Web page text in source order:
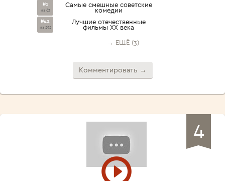
#1
из 63
Самые смешные советские
комедии
#42
из 292
Лучшие отечественные
фильмы XX века
→ ЕЩЁ (3)
Комментировать →
4